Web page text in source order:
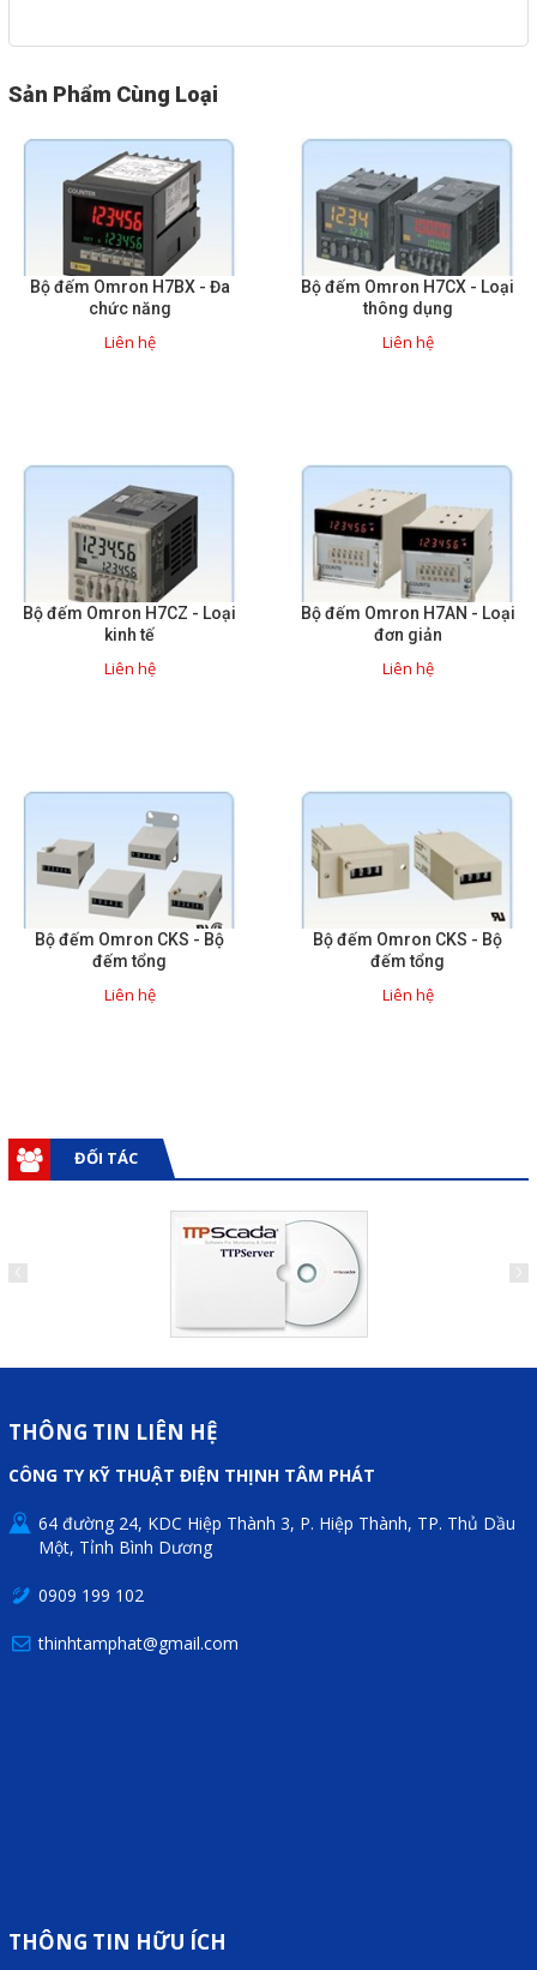
Sản Phẩm Cùng Loại
Bộ đếm Omron H7BX - Đa
chức năng
Liên hệ
Bộ đếm Omron H7CX - Loại
thông dụng
Liên hệ
Bộ đếm Omron H7CZ - Loại
kinh tế
Liên hệ
Bộ đếm Omron H7AN - Loại
đơn giản
Liên hệ
Bộ đếm Omron CKS - Bộ
đếm tổng
Liên hệ
Bộ đếm Omron CKS - Bộ
đếm tổng
Liên hệ
ĐỐI TÁC
THÔNG TIN LIÊN HỆ
CÔNG TY KỸ THUẬT ĐIỆN THỊNH TÂM PHÁT
64 đường 24, KDC Hiệp Thành 3, P. Hiệp Thành, TP. Thủ Dầu
Một, Tỉnh Bình Dương
0909 199 102
thinhtamphat@gmail.com
THÔNG TIN HỮU ÍCH
Thiết kế tủ điện công nghiệp
Sửa chữa biến tần
Sửa chữa PLC
Sửa chữa màn hình HMI
Sửa Bộ điều khiển Servo, Bộ
điều khiển motor bước
Sửa chữa bộ nguồn
Lập trình màn hình HMI
Lập trình hệ thống Scada
Lập trình hệ thống Servo
Crack password PLC
Thông tin hữu ích
Hình ảnh sửa chữa
Liên hệ
Google
Gọi cho chúng tôi
Mail
COPYRIGHT 2018. ALL RIGHTS RESERVED